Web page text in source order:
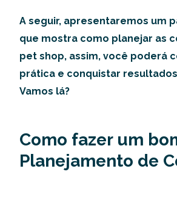
A seguir, apresentaremos um
que mostra como planejar as
pet shop, assim, você poderá
prática e conquistar
Vamos lá?
Como fazer um
Planejamento de